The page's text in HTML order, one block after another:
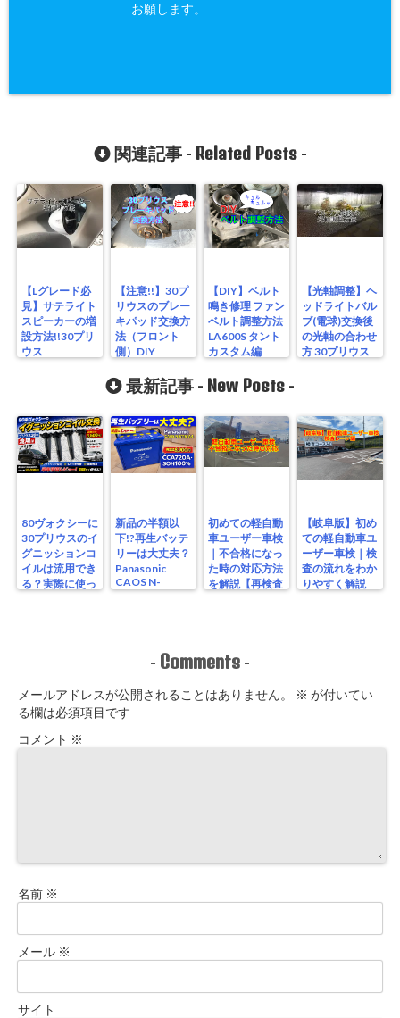
お願します。
関連記事 - Related Posts-
【Lグレード必
見】サテライト
スピーカーの増
設方法!!30プリ
ウス
【注意!!】30プ
リウスのブレー
キパッド交換方
法（フロント
側）DIY
【DIY】ベルト
鳴き修理 ファン
ベルト調整方法
LA600S タント
カスタム編
【光軸調整】ヘ
ッドライトバル
ブ(電球)交換後
の光軸の合わせ
方 30プリウス
最新記事 - New Posts -
80ヴォクシーに
30プリウスのイ
グニッションコ
イルは流用でき
る？実際に使っ
新品の半額以
下!?再生バッテ
リーは大丈夫？
Panasonic
CAOS N-
S115/A4を実測
初めての軽自動
車ユーザー車検
｜不合格になっ
た時の対応方法
を解説【再検査
【岐阜版】初め
ての軽自動車ユ
ーザー車検｜検
査の流れをわか
りやすく解説
- Comments -
メールアドレスが公開されることはありません。 ※ が付いてい
る欄は必須項目です
コメント ※
名前 ※
メール ※
サイト